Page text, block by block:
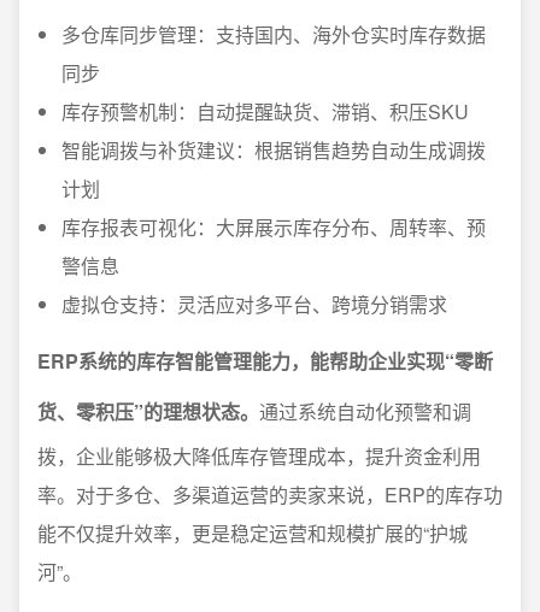
多仓库同步管理：支持国内、海外仓实时库存数据
同步
库存预警机制：自动提醒缺货、滞销、积压SKU
智能调拨与补货建议：根据销售趋势自动生成调拨
计划
库存报表可视化：大屏展示库存分布、周转率、预
警信息
虚拟仓支持：灵活应对多平台、跨境分销需求
ERP系统的库存智能管理能力，能帮助企业实现“零断
货、零积压”的理想状态。 通过系统自动化预警和调
拨，企业能够极大降低库存管理成本，提升资金利用
率。对于多仓、多渠道运营的卖家来说，ERP的库存功
能不仅提升效率，更是稳定运营和规模扩展的“护城
河”。